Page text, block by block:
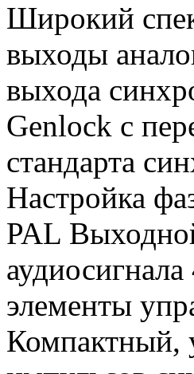
Широкий
выходы
выхода
Genlock с
стандарта
Настройка
PAL
элементы
Компактный,